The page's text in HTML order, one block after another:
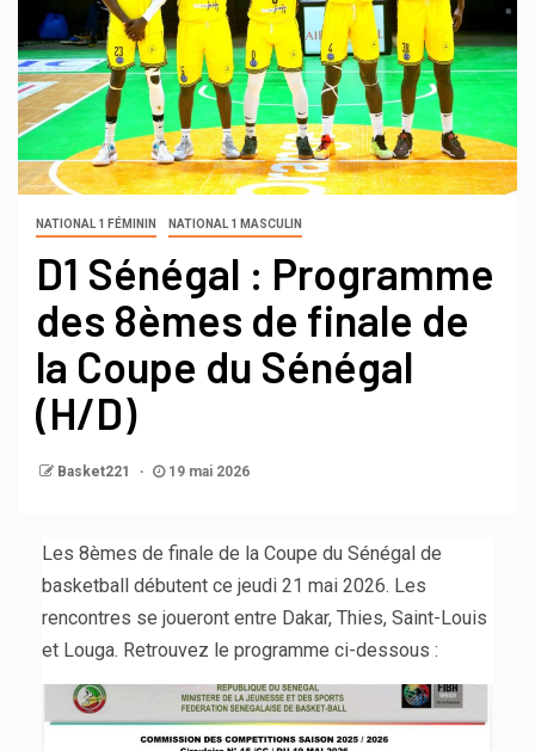
NATIONAL 1 FÉMININ NATIONAL 1 MASCULIN
D1 Sénégal : Programme
des 8èmes de finale de
la Coupe du Sénégal
(H/D)
Basket221 19 mai 2026
Les 8èmes de finale de la Coupe du Sénégal de
basketball débutent ce jeudi 21 mai 2026. Les
rencontres se joueront entre Dakar, Thies, Saint-Louis
et Louga. Retrouvez le programme ci-dessous :